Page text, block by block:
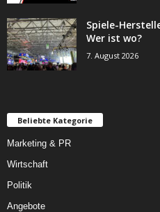
Spiele-
Wer ist wo?
7. August 2026
Beliebte Kategorie
Marketing & PR
Wirtschaft
Politik
Angebote